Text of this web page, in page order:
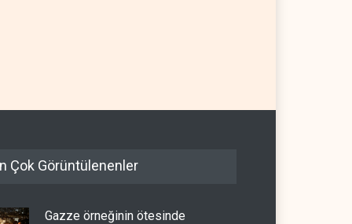
Çok Görüntülenenler
Gazze örneğinin ötesinde